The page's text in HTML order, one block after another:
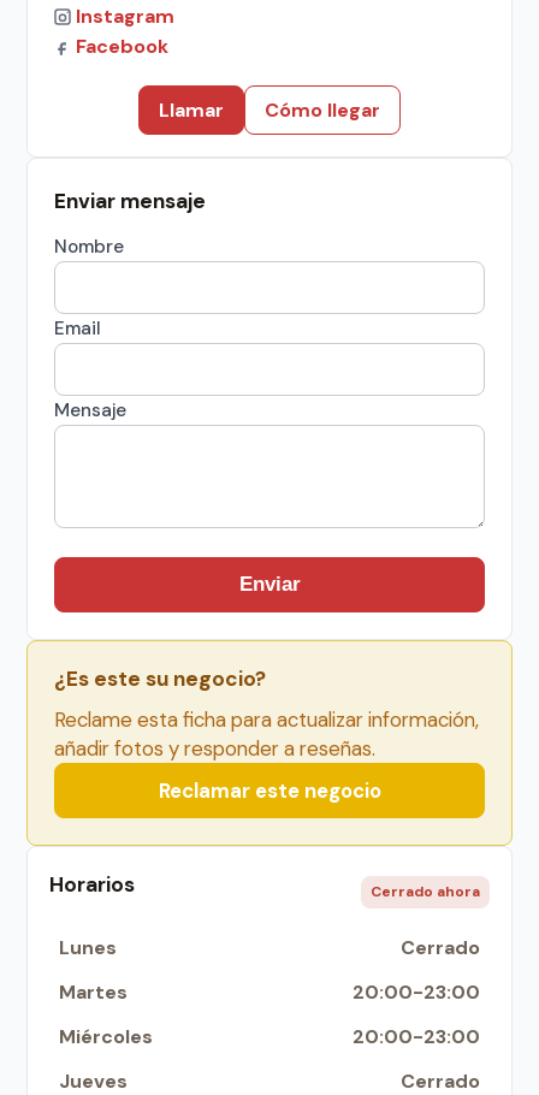
Instagram
Facebook
Llamar Cómo llegar
Enviar mensaje
Nombre
Email
Mensaje
Enviar
¿Es este su negocio?
Reclame esta ficha para actualizar información,
añadir fotos y responder a reseñas.
Reclamar este negocio
Horarios Cerrado ahora
Lunes
Cerrado
Martes
20:00-23:00
Miércoles
20:00-23:00
Jueves
Cerrado